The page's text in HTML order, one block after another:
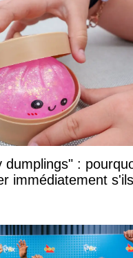
dumplings" :
immédiatement